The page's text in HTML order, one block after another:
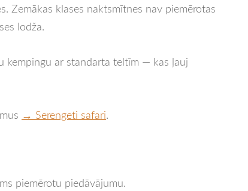
Zemākas klases naktsmītnes nav piemērotas
lodža.
kempingu ar standarta teltīm — kas ļauj
→ Serengeti safari.
piemērotu piedāvājumu.